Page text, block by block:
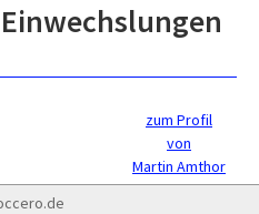
zum Profil
von
Martin Amthor